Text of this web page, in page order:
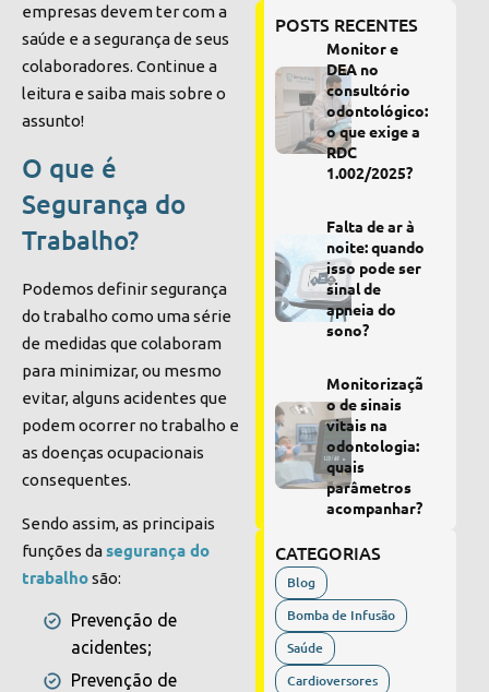
empresas devem ter com a
saúde e a segurança de seus
colaboradores. Continue a
leitura e saiba mais sobre o
assunto!
O que é
Segurança do
Trabalho?
Podemos definir segurança
do trabalho como uma série
de medidas que colaboram
para minimizar, ou mesmo
evitar, alguns acidentes que
podem ocorrer no trabalho e
as doenças ocupacionais
consequentes.
Sendo assim, as principais
funções dasegurança do
trabalhosão:
Prevenção de
acidentes;
Prevenção de
POSTS RECENTES
Monitor e
DEA no
consultório
odontológico:
o que exige a
RDC
1.002/2025?
Falta de ar à
noite: quando
isso pode ser
sinal de
apneia do
sono?
Monitorizaçã
o de sinais
vitais na
odontologia:
quais
parâmetros
acompanhar?
CATEGORIAS
Blog
Bomba de Infusão
Saúde
Cardioversores